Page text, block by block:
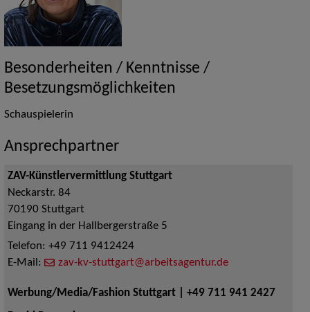
Besonderheiten / Kenntnisse /
Besetzungsmöglichkeiten
Schauspielerin
Ansprechpartner
ZAV-Künstlervermittlung Stuttgart
Neckarstr. 84
70190 Stuttgart
Eingang in der Hallbergerstraße 5
Telefon: +49 711 9412424
E-Mail:
zav-kv-stuttgart@arbeitsagentur.de
Werbung/Media/Fashion Stuttgart | +49 711 941 2427